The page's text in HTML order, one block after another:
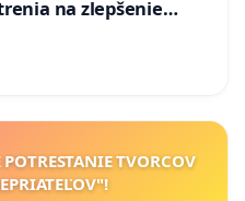
na zlepšenie
TVORCOV